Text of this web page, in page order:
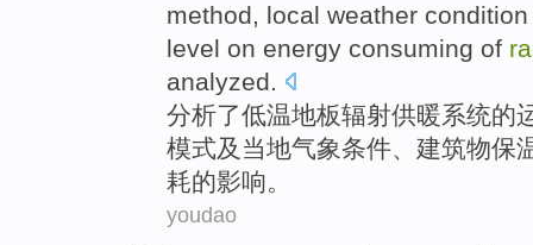
method, local weather condition
level on energy consuming of
analyzed.
分析了低温地板辐射供暖系统的
模式及 当地气象条件、 建筑物保
耗的影响。
youdao